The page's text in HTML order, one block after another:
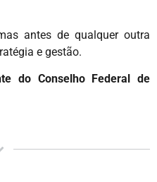
antes de qualquer outra
e gestão.
do Conselho Federal de